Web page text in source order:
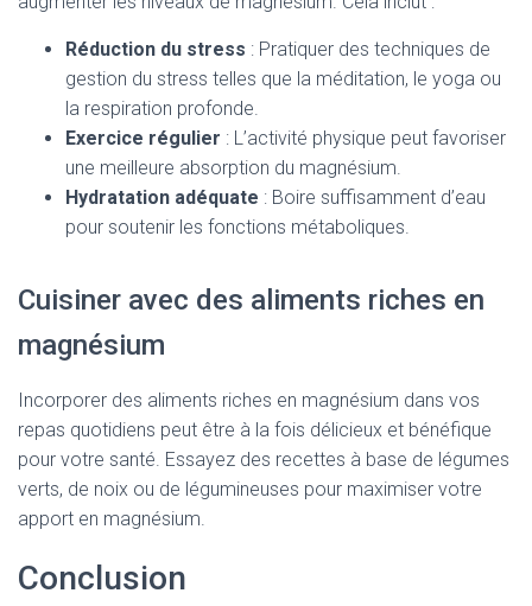
Réduction du stress : Pratiquer des techniques de
gestion du stress telles que la méditation, le yoga ou
la respiration profonde.
Exercice régulier : L’activité physique peut favoriser
une meilleure absorption du magnésium.
Hydratation adéquate : Boire suffisamment d’eau
pour soutenir les fonctions métaboliques.
Cuisiner avec des aliments riches en
magnésium
Incorporer des aliments riches en magnésium dans vos
repas quotidiens peut être à la fois délicieux et bénéfique
pour votre santé. Essayez des recettes à base de légumes
verts, de noix ou de légumineuses pour maximiser votre
apport en magnésium.
Conclusion